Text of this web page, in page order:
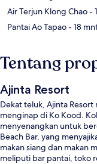
Air Terjun Klong Chao-
Pantai Ao Tapao- 18
Tentang
Ajinta Resort
Dekat teluk, Ajinta
menginap di Ko Kood.
menyenangkan untuk
Beach Bar, yang
makan siang dan makan
meliputi bar pantai, toko